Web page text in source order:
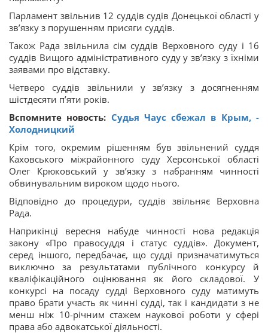
Парламент звільнив 12 суддів судів Донецької області у
зв’язку з порушенням присяги суддів.
Також Рада звільнила сім суддів Верховного суду і 16
суддів Вищого адміністративного суду у зв’язку з їхніми
заявами про відставку.
Четверо суддів звільнили у зв’язку з досягненням
шістдесяти п’яти років.
Вспомните новость: Судья Чаус сбежал в Крым, -
Холодницкий
Крім того, окремим рішенням був звільнений суддя
Каховського міжрайонного суду Херсонської області
Олег Крюковський у зв’язку з набранням чинності
обвинувальним вироком щодо нього.
Відповідно до процедури, суддів звільняє Верховна
Рада.
Наприкінці вересня набуде чинності нова редакція
закону «Про правосуддя і статус суддів». Документ,
серед іншого, передбачає, що судді призначатимуться
виключно за результатами публічного конкурсу й
кваліфікаційного оцінювання як його складової. У
конкурсі на посаду судді Верховного суду матимуть
право брати участь як чинні судді, так і кандидати з не
менш ніж 10-річним стажем наукової роботи у сфері
права або адвокатської діяльності.